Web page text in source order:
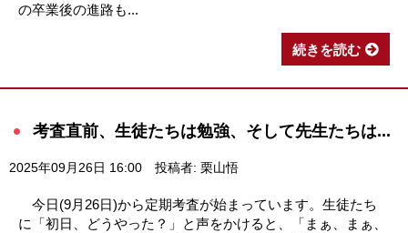
の卒業後の進路も...
続きを読む
考査直前、生徒たちは勉強、そして先生たちは...
2025年09月26日 16:00 投稿者: 栗山悟
今日(9月26日)から定期考査が始まっています。生徒たち
に「初日、どうやった？」と声をかけると、「まぁ、まぁ、